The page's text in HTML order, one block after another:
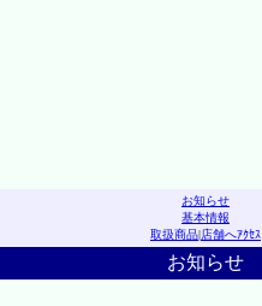
お知らせ
基本情報
取扱商品|店舗へｱｸｾｽ
お知らせ